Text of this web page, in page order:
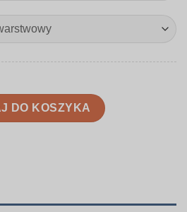
i mewy na kremowym tle |
DO KOSZYKA